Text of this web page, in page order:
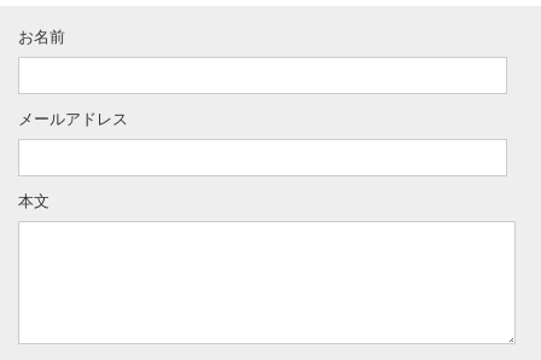
お名前
メールアドレス
本文